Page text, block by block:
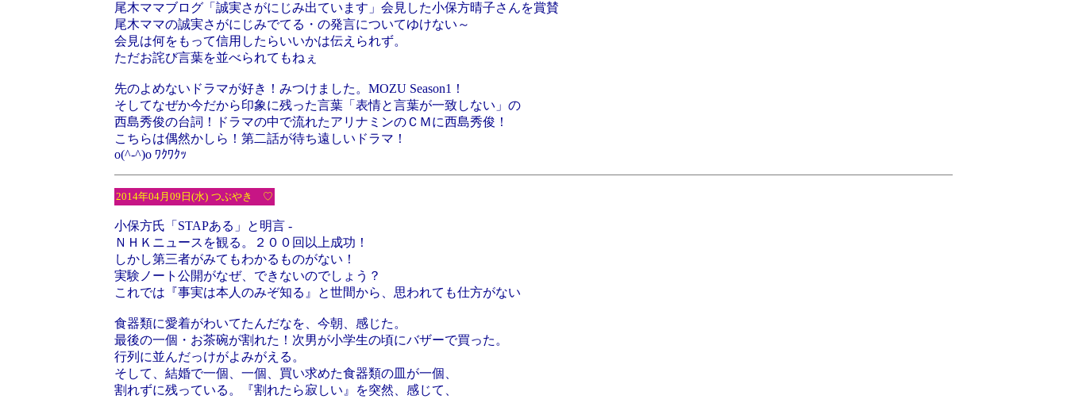
尾木ママブログ「誠実さがにじみ出ています」会見した小保方晴子さんを賞賛
尾木ママの誠実さがにじみでてる・の発言についてゆけない～
会見は何をもって信用したらいいかは伝えられず。
ただお詫び言葉を並べられてもねぇ
先のよめないドラマが好き！みつけました。MOZU Season1！
そしてなぜか今だから印象に残った言葉「表情と言葉が一致しない」の
西島秀俊の台詞！ドラマの中で流れたアリナミンのＣＭに西島秀俊！
こちらは偶然かしら！第二話が待ち遠しいドラマ！
o(^-^)o ﾜｸﾜｸｯ
2014年04月09日(水) つぶやき ♡
小保方氏「STAPある」と明言 -
ＮＨＫニュースを観る。２００回以上成功！
しかし第三者がみてもわかるものがない！
実験ノート公開がなぜ、できないのでしょう？
これでは『事実は本人のみぞ知る』と世間から、思われても仕方がない
食器類に愛着がわいてたんだなを、今朝、感じた。
最後の一個・お茶碗が割れた！次男が小学生の頃にバザーで買った。
行列に並んだっけがよみがえる。
そして、結婚で一個、一個、買い求めた食器類の皿が一個、
割れずに残っている。『割れたら寂しい』を突然、感じて、